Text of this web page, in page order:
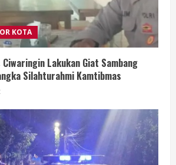
KOTA
Lakukan Giat Sambang
Silahturahmi Kamtibmas